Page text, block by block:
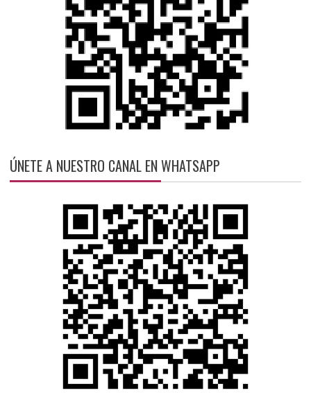
ÚNETE A NUESTRO CANAL EN WHATSAPP